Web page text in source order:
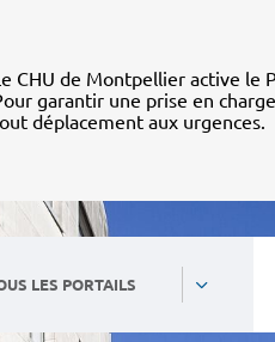
CHU de Montpellier active le
garantir une prise en
déplacement aux urgences.
LES PORTAILS